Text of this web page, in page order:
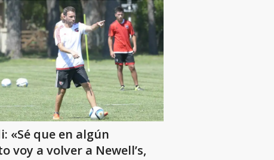
«Sé que en algún
voy a volver a Newell’s,